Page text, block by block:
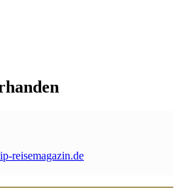
reisemagazin.de